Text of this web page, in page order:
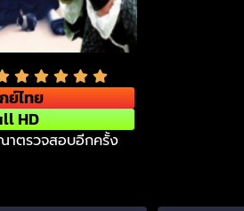
ย์ไทย
HD
ตรวจสอบอีกครั้ง